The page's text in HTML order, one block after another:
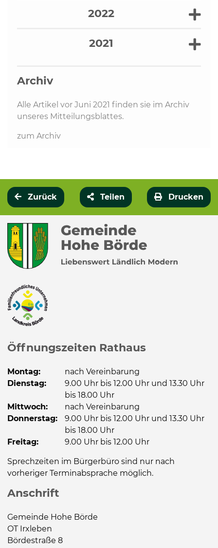
2022
2021
Archiv
Alle Artikel vor Juni 2021 finden sie im Archiv
unseres Mitteilungsblattes.
zum Archiv
Zurück Teilen Drucken
Öffnungszeiten Rathaus
Montag:
nach Vereinbarung
Dienstag:
9.00 Uhr bis 12.00 Uhr und 13.30 Uhr
bis 18.00 Uhr
Mittwoch:
nach Vereinbarung
Donnerstag: 9.00 Uhr bis 12.00 Uhr und 13.30 Uhr
bis 18.00 Uhr
Freitag:
9.00 Uhr bis 12.00 Uhr
Sprechzeiten im Bürgerbüro sind nur nach
vorheriger Terminabsprache möglich.
Anschrift
Gemeinde Hohe Börde
OT Irxleben
Bördestraße 8